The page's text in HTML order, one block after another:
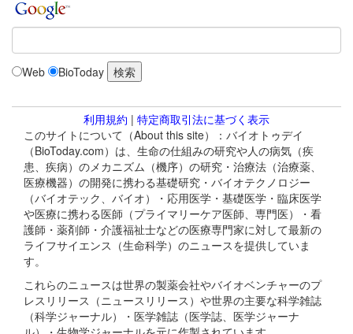
Web BioToday
利用規約 | 特定商取引法に基づく表示
このサイトについて（About this site）：バイオトゥデイ
（BioToday.com）は、生命の仕組みの研究や人の病気（疾
患、疾病）のメカニズム（機序）の研究・治療法（治療薬、
医療機器）の開発に携わる基礎研究・バイオテクノロジー
（バイオテック、バイオ）・応用医学・基礎医学・臨床医学
や医療に携わる医師（プライマリーケア医師、専門医）・看
護師・薬剤師・介護福祉士などの医療専門家に対して最新の
ライフサイエンス（生命科学）のニュースを提供していま
す。
これらのニュースは世界の製薬会社やバイオベンチャーのプ
レスリリース（ニュースリリース）や世界の主要な科学雑誌
（科学ジャーナル）・医学雑誌（医学誌、医学ジャーナ